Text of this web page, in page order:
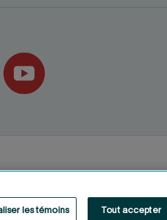
les témoins Tout accepter